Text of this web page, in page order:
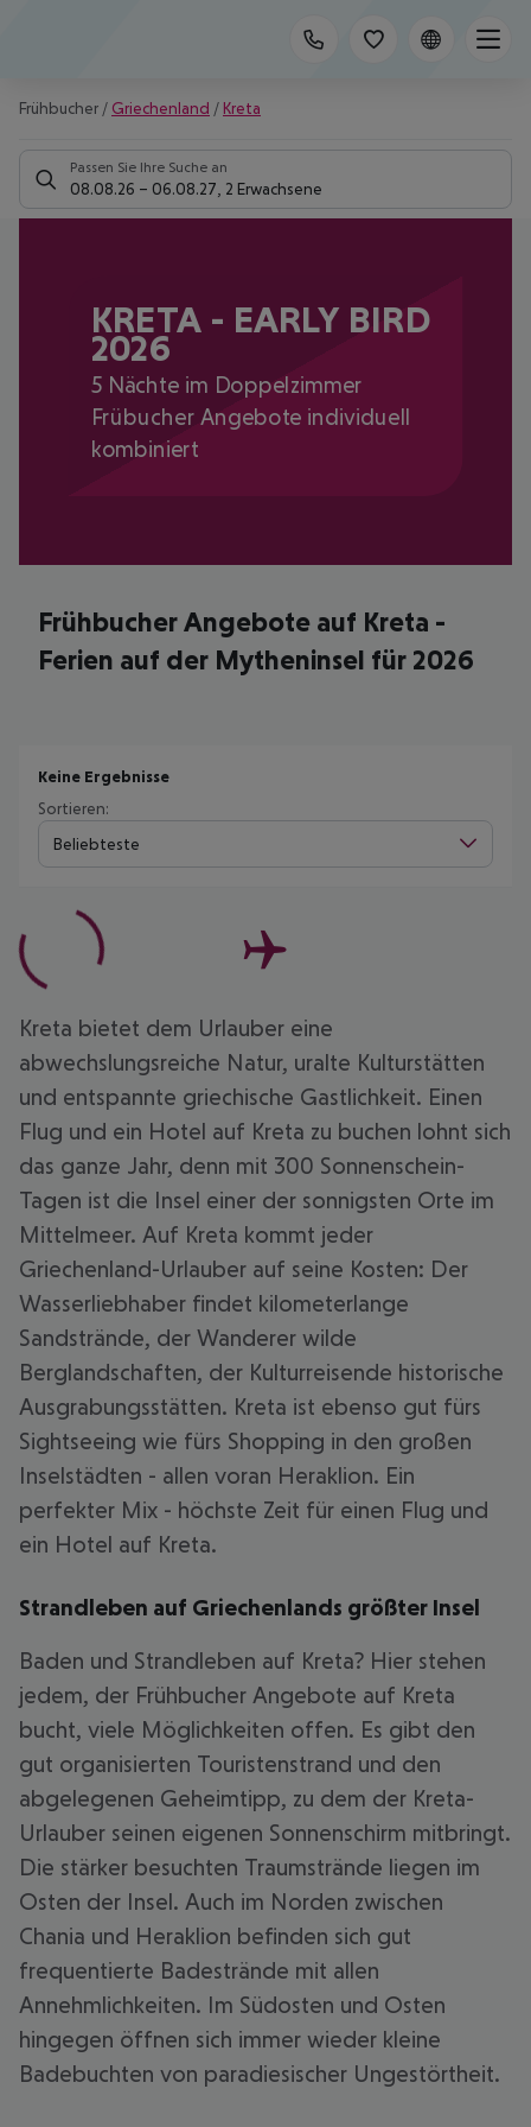
Frühbucher / Griechenland / Kreta
Passen Sie Ihre Suche an
08.08.26 – 06.08.27 2 Erwachsene
KRETA - EARLY BIRD
2026
5 Nächte im Doppelzimmer
Frübucher Angebote individuell
kombiniert
Frühbucher Angebote auf Kreta -
Ferien auf der Mytheninsel für 2026
Keine Ergebnisse
Sortieren:
Beliebteste
Kreta bietet dem Urlauber eine
abwechslungsreiche Natur, uralte Kulturstätten
und entspannte griechische Gastlichkeit. Einen
Flug und ein Hotel auf Kreta zu buchen lohnt sich
das ganze Jahr, denn mit 300 Sonnenschein-
Tagen ist die Insel einer der sonnigsten Orte im
Mittelmeer. Auf Kreta kommt jeder
Griechenland-Urlauber auf seine Kosten: Der
Wasserliebhaber findet kilometerlange
Sandstrände, der Wanderer wilde
Berglandschaften, der Kulturreisende historische
Ausgrabungsstätten. Kreta ist ebenso gut fürs
Sightseeing wie fürs Shopping in den großen
Inselstädten - allen voran Heraklion. Ein
perfekter Mix - höchste Zeit für einen Flug und
ein Hotel auf Kreta.
Strandleben auf Griechenlands größter Insel
Baden und Strandleben auf Kreta? Hier stehen
jedem, der Frühbucher Angebote auf Kreta
bucht, viele Möglichkeiten offen. Es gibt den
gut organisierten Touristenstrand und den
abgelegenen Geheimtipp, zu dem der Kreta-
Urlauber seinen eigenen Sonnenschirm mitbringt.
Die stärker besuchten Traumstrände liegen im
Osten der Insel. Auch im Norden zwischen
Chania und Heraklion befinden sich gut
frequentierte Badestrände mit allen
Annehmlichkeiten. Im Südosten und Osten
hingegen öffnen sich immer wieder kleine
Badebuchten von paradiesischer Ungestörtheit.